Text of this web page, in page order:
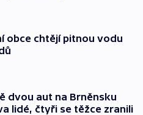
obce chtějí pitnou vodu
dvou aut na Brněnsku
lidé, čtyři se těžce zranili